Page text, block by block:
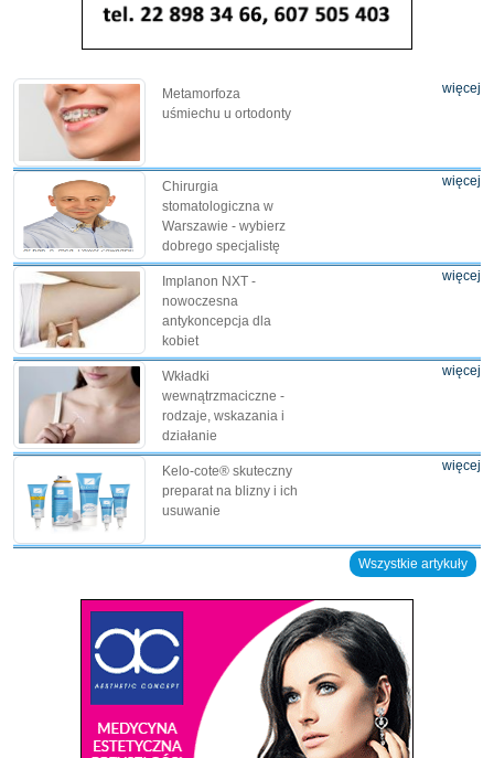
Metamorfoza
uśmiechu u ortodonty
więcej
Chirurgia
stomatologiczna w
Warszawie - wybierz
dobrego specjalistę
więcej
Implanon NXT -
nowoczesna
antykoncepcja dla
kobiet
więcej
Wkładki
wewnątrzmaciczne -
rodzaje, wskazania i
działanie
więcej
Kelo-cote® skuteczny
preparat na blizny i ich
usuwanie
więcej
Wszystkie artykuły